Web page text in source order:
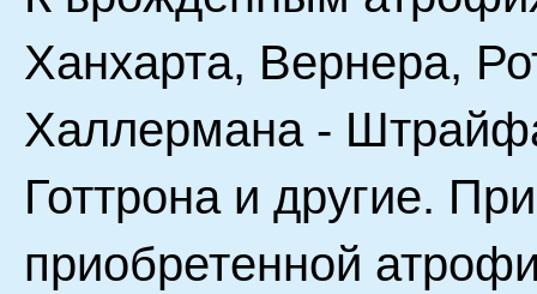
Ханхарта, Вернера,
Халлермана -
Готтрона и другие.
приобретенной